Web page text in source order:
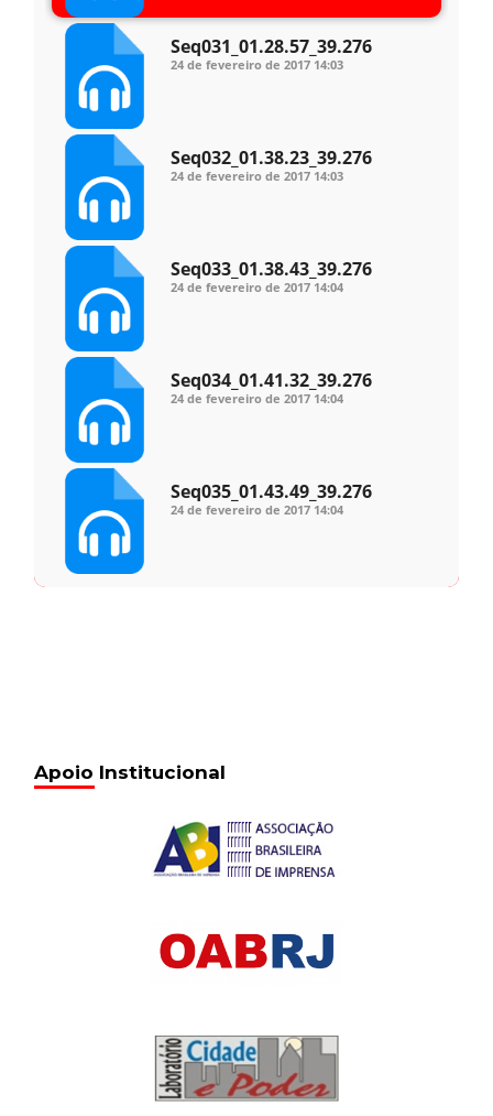
edital
Seq031_01.28.57_39.276
24 de fevereiro de 2017 14:03
Seq032_01.38.23_39.276
24 de fevereiro de 2017 14:03
Seq033_01.38.43_39.276
24 de fevereiro de 2017 14:04
Seq034_01.41.32_39.276
24 de fevereiro de 2017 14:04
Seq035_01.43.49_39.276
24 de fevereiro de 2017 14:04
Apoio Institucional